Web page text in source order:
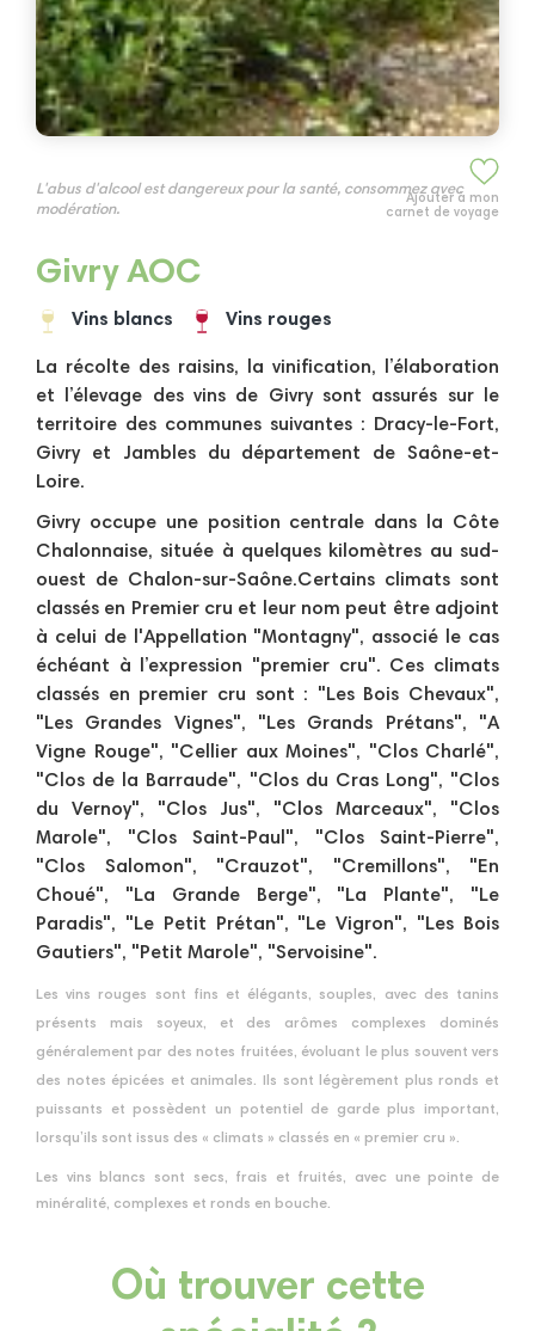
Ajouter à mon
carnet de voyage
L'abus d'alcool est dangereux pour la santé, consommez avec
modération.
Givry AOC
Vins blancs Vins rouges
La récolte des raisins, la vinification, l’élaboration
et l’élevage des vins de Givry sont assurés sur le
territoire des communes suivantes : Dracy-le-Fort,
Givry et Jambles du département de Saône-et-
Loire.
Givry occupe une position centrale dans la Côte
Chalonnaise, située à quelques kilomètres au sud-
ouest de Chalon-sur-Saône.Certains climats sont
classés en Premier cru et leur nom peut être adjoint
à celui de l'Appellation "Montagny", associé le cas
échéant à l’expression "premier cru". Ces climats
classés en premier cru sont : "Les Bois Chevaux",
"Les Grandes Vignes", "Les Grands Prétans", "A
Vigne Rouge", "Cellier aux Moines", "Clos Charlé",
"Clos de la Barraude", "Clos du Cras Long", "Clos
du Vernoy", "Clos Jus", "Clos Marceaux", "Clos
Marole", "Clos Saint-Paul", "Clos Saint-Pierre",
"Clos Salomon", "Crauzot", "Cremillons", "En
Choué", "La Grande Berge", "La Plante", "Le
Paradis", "Le Petit Prétan", "Le Vigron", "Les Bois
Gautiers", "Petit Marole", "Servoisine".
Les vins rouges sont fins et élégants, souples, avec des tanins
présents mais soyeux, et des arômes complexes dominés
généralement par des notes fruitées, évoluant le plus souvent vers
des notes épicées et animales. Ils sont légèrement plus ronds et
puissants et possèdent un potentiel de garde plus important,
lorsqu’ils sont issus des « climats » classés en « premier cru ».
Les vins blancs sont secs, frais et fruités, avec une pointe de
minéralité, complexes et ronds en bouche.
Où trouver cette